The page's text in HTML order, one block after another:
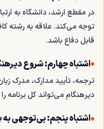
در مقطع ارشد، دانشگاه به
توجه می‌کند. علاقه به رشته
قابل دفاع باشد.
اشتباه چهارم: شروع
ترجمه، تأیید مدارک، مدرک
دیرهنگام می‌تواند کل برنامه
اشتباه پنجم: بی‌توجهی به